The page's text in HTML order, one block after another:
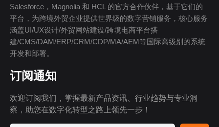
Salesforce，Magnolia 和 HCL 的官方合作伙伴，基于它们的
平台，为跨境外贸企业提供世界级的数字营销服务，核心服务
涵盖UI/UX设计/外贸网站建设/跨境电商平台搭
建/CMS/DAM/ERP/CRM/CDP/MA/AEM等国际高级别的系统
开发和部署。
订阅通知
欢迎订阅我们，掌握最新产品资讯、行业趋势与专业洞
察，助您在数字化转型之路上领先一步！